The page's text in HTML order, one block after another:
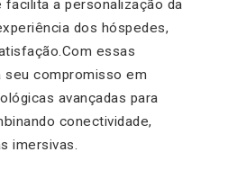
facilita a personalização da
dos hóspedes,
essas
seu compromisso em
avançadas para
conectividade,
imersivas.